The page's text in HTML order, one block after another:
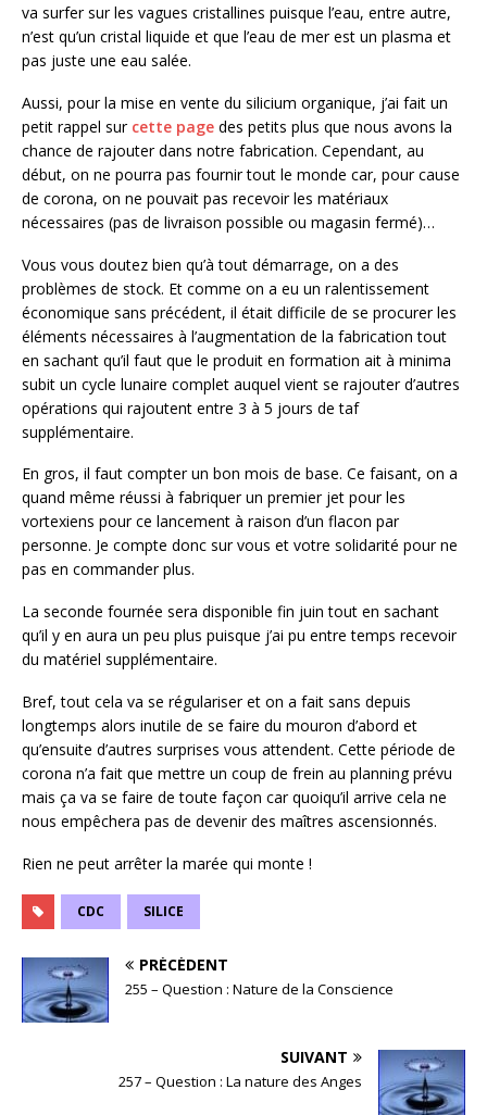
va surfer sur les vagues cristallines puisque l’eau, entre autre,
n’est qu’un cristal liquide et que l’eau de mer est un plasma et
pas juste une eau salée.
Aussi, pour la mise en vente du silicium organique, j’ai fait un
petit rappel sur cette page des petits plus que nous avons la
chance de rajouter dans notre fabrication. Cependant, au
début, on ne pourra pas fournir tout le monde car, pour cause
de corona, on ne pouvait pas recevoir les matériaux
nécessaires (pas de livraison possible ou magasin fermé)…
Vous vous doutez bien qu’à tout démarrage, on a des
problèmes de stock. Et comme on a eu un ralentissement
économique sans précédent, il était difficile de se procurer les
éléments nécessaires à l’augmentation de la fabrication tout
en sachant qu’il faut que le produit en formation ait à minima
subit un cycle lunaire complet auquel vient se rajouter d’autres
opérations qui rajoutent entre 3 à 5 jours de taf
supplémentaire.
En gros, il faut compter un bon mois de base. Ce faisant, on a
quand même réussi à fabriquer un premier jet pour les
vortexiens pour ce lancement à raison d’un flacon par
personne. Je compte donc sur vous et votre solidarité pour ne
pas en commander plus.
La seconde fournée sera disponible fin juin tout en sachant
qu’il y en aura un peu plus puisque j’ai pu entre temps recevoir
du matériel supplémentaire.
Bref, tout cela va se régulariser et on a fait sans depuis
longtemps alors inutile de se faire du mouron d’abord et
qu’ensuite d’autres surprises vous attendent. Cette période de
corona n’a fait que mettre un coup de frein au planning prévu
mais ça va se faire de toute façon car quoiqu’il arrive cela ne
nous empêchera pas de devenir des maîtres ascensionnés.
Rien ne peut arrêter la marée qui monte !
CDC SILICE
PRÉCÉDENT
255 – Question : Nature de la Conscience
SUIVANT
257 – Question : La nature des Anges